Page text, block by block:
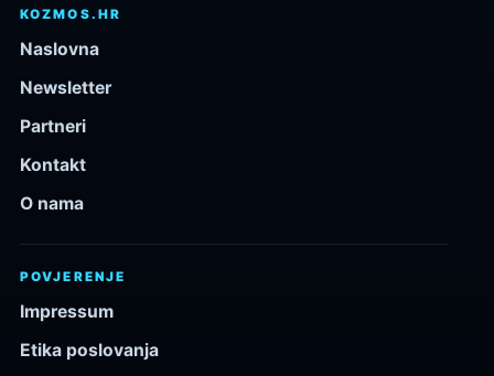
KOZMOS.HR
Naslovna
Newsletter
Partneri
Kontakt
O nama
POVJERENJE
Impressum
Etika poslovanja